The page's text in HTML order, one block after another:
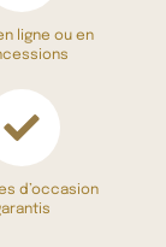
ligne ou en
d’occasion